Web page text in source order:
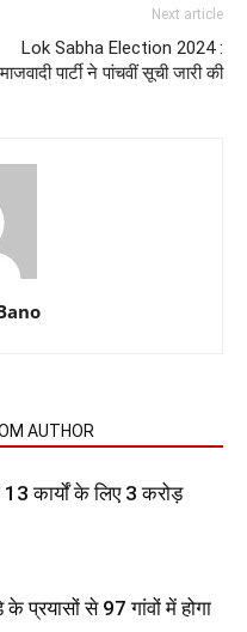
Next article
Lok Sabha Election 2024 :
पार्टी ने पांचवीं सूची जारी की
AUTHOR
कार्यों के लिए 3 करोड़
के प्रयासों से 97 गांवों में होगा